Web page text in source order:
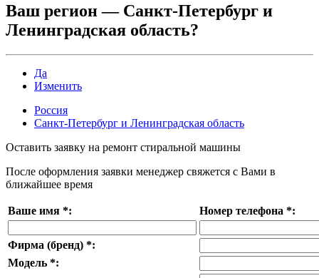
Ваш регион — Санкт-Петербург и
Ленинградская область?
Да
Изменить
Россия
Санкт-Петербург и Ленинградская область
Оставить заявку на ремонт стиральной машины
После оформления заявки менеджер свяжется с Вами в
ближайшее время
Ваше имя *: Номер телефона *:
Фирма (бренд) *:
Модель *: